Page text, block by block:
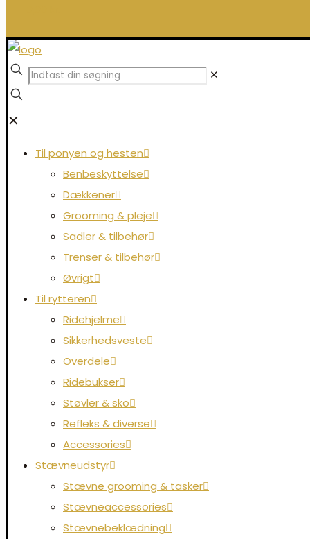
✕
✕
Til ponyen og hesten
Benbeskyttelse
Dækkener
Grooming & pleje
Sadler & tilbehør
Trenser & tilbehør
Øvrigt
Til rytteren
Ridehjelme
Sikkerhedsveste
Overdele
Ridebukser
Støvler & sko
Refleks & diverse
Accessories
Stævneudstyr
Stævne grooming & tasker
Stævneaccessories
Stævnebeklædning